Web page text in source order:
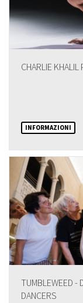
CHARLIE KHALIL
INFORMAZIONI
TUMBLEWEED -
DANCERS